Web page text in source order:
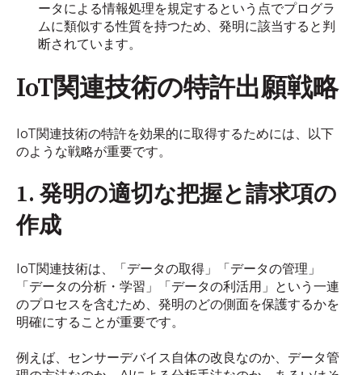
ータによる情報処理を規定するという点でプログラ
ムに類似する性質を持つため、発明に該当すると判
断されています。
IoT関連技術の特許出願戦略
IoT関連技術の特許を効果的に取得するためには、以下
のような戦略が重要です。
1. 発明の適切な把握と請求項の
作成
IoT関連技術は、「データの取得」「データの管理」
「データの分析・学習」「データの利活用」という一連
のプロセスを含むため、発明のどの側面を保護するかを
明確にすることが重要です。
例えば、センサーデバイス自体の改良なのか、データ管